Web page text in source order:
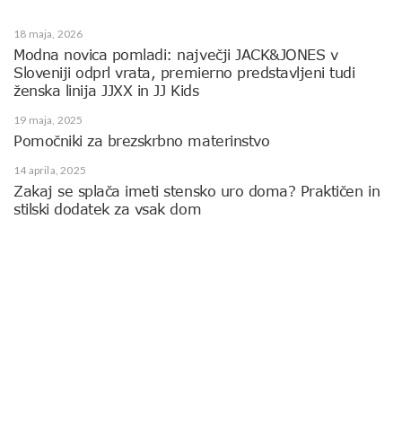
18 maja, 2026
Modna novica pomladi: največji JACK&JONES v
Sloveniji odprl vrata, premierno predstavljeni tudi
ženska linija JJXX in JJ Kids
19 maja, 2025
Pomočniki za brezskrbno materinstvo
14 aprila, 2025
Zakaj se splača imeti stensko uro doma? Praktičen in
stilski dodatek za vsak dom